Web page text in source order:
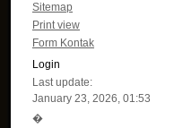
Sitemap
Print view
Form Kontak
Login
Last update:
January 23, 2026, 01:53
�